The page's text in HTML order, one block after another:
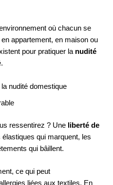
où chacun se
appartement, en maison ou
pour pratiquer la nudité
nudité domestique
ressentirez ? Une liberté de
élastiques qui marquent, les
qui bâillent.
ce qui peut
liées aux textiles. En